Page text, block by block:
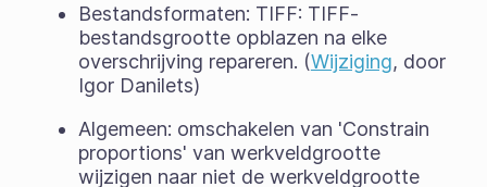
Bestandsformaten: TIFF: TIFF-
bestandsgrootte opblazen na elke
overschrijving repareren. (Wijziging, door
Igor Danilets)
Algemeen: omschakelen van 'Constrain
proportions' van werkveldgrootte
wijzigen naar niet de werkveldgrootte